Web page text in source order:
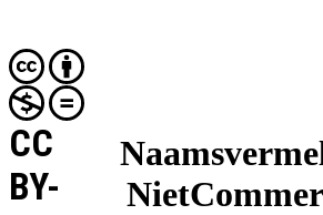
CC
BY-